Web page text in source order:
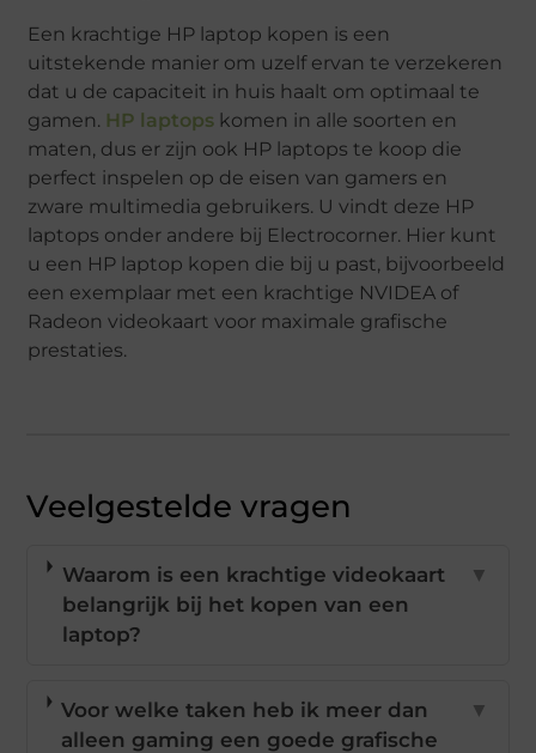
Een krachtige HP laptop kopen is een
uitstekende manier om uzelf ervan te verzekeren
dat u de capaciteit in huis haalt om optimaal te
gamen. HP laptops komen in alle soorten en
maten, dus er zijn ook HP laptops te koop die
perfect inspelen op de eisen van gamers en
zware multimedia gebruikers. U vindt deze HP
laptops onder andere bij Electrocorner. Hier kunt
u een HP laptop kopen die bij u past, bijvoorbeeld
een exemplaar met een krachtige NVIDEA of
Radeon videokaart voor maximale grafische
prestaties.
Veelgestelde vragen
Waarom is een krachtige videokaart
belangrijk bij het kopen van een
laptop?
▼
Voor welke taken heb ik meer dan
alleen gaming een goede grafische
▼